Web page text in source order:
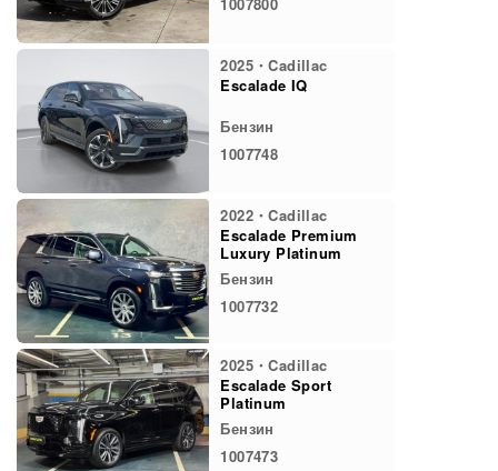
2025・Cadillac
Escalade IQ
Бензин
1007748
2022・Cadillac
Escalade Premium
Luxury Platinum
Бензин
1007732
2025・Cadillac
Escalade Sport
Platinum
Бензин
1007473